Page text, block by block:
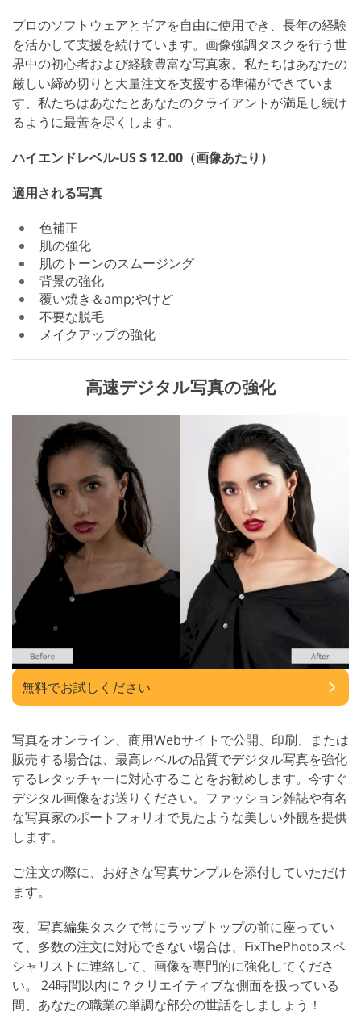
プロのソフトウェアとギアを自由に使用でき、長年の経験
を活かして支援を続けています。画像強調タスクを行う世
界中の初心者および経験豊富な写真家。私たちはあなたの
厳しい締め切りと大量注文を支援する準備ができていま
す、私たちはあなたとあなたのクライアントが満足し続け
るように最善を尽くします。
ハイエンドレベル-US $ 12.00（画像あたり）
適用される写真
色補正
肌の強化
肌のトーンのスムージング
背景の強化
覆い焼き＆amp;やけど
不要な脱毛
メイクアップの強化
高速デジタル写真の強化
無料でお試しください
写真をオンライン、商用Webサイトで公開、印刷、または
販売する場合は、最高レベルの品質でデジタル写真を強化
するレタッチャーに対応することをお勧めします。今すぐ
デジタル画像をお送りください。ファッション雑誌や有名
な写真家のポートフォリオで見たような美しい外観を提供
します。
ご注文の際に、お好きな写真サンプルを添付していただけ
ます。
夜、写真編集タスクで常にラップトップの前に座ってい
て、多数の注文に対応できない場合は、FixThePhotoスペ
シャリストに連絡して、画像を専門的に強化してくださ
い。 24時間以内に？クリエイティブな側面を扱っている
間、あなたの職業の単調な部分の世話をしましょう！